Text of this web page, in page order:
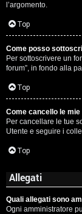
l’argomento.
Top
Come posso
Per sottoscrivere un
forum”, in fondo alla
Top
Come cancello le
Per cancellare le tue
Utente e seguire i
Top
Allegati
Quali allegati sono
Ogni amministratore